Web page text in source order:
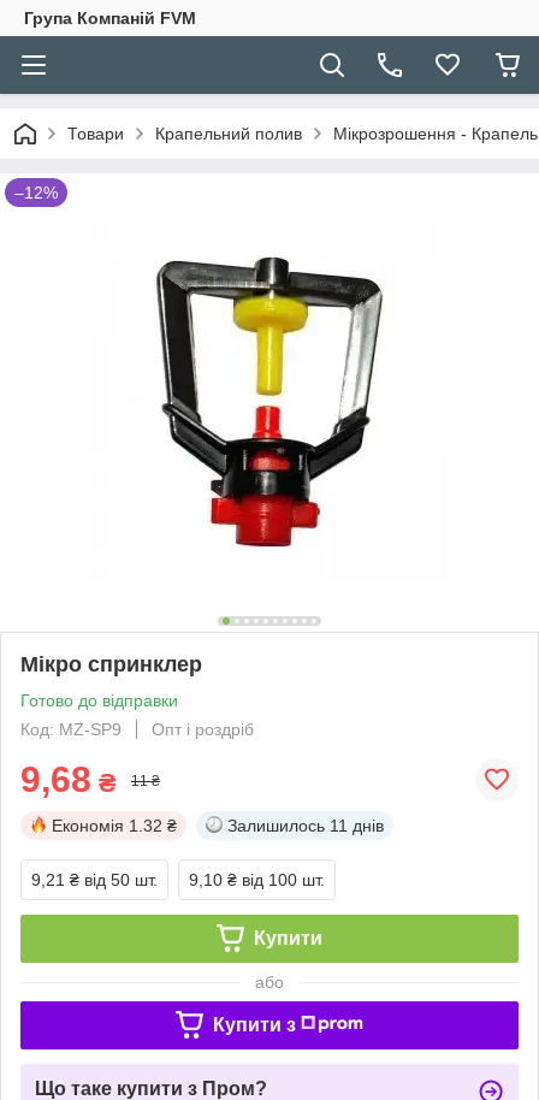
Група Компаній FVM
Товари Крапельний полив Мікрозрошення -
–12%
Мікро спринклер
Готово до відправки
Код: MZ-SP9
Опт і роздріб
9,68 ₴ 11 ₴
Економія 1.32 ₴ Залишилось 11 днів
9,21 ₴ від 50 шт. 9,10 ₴ від 100 шт.
Купити
або
Купити з
Що таке купити з Пром?